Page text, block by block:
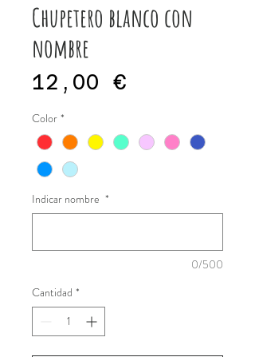
Chupetero blanco con
nombre
12,00 €
Color *
Indicar nombre *
0/500
Cantidad *